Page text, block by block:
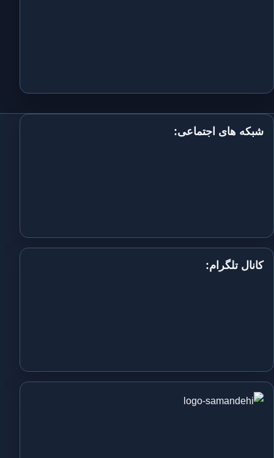
شبکه های اجتماعی:
کانال تلگرام: